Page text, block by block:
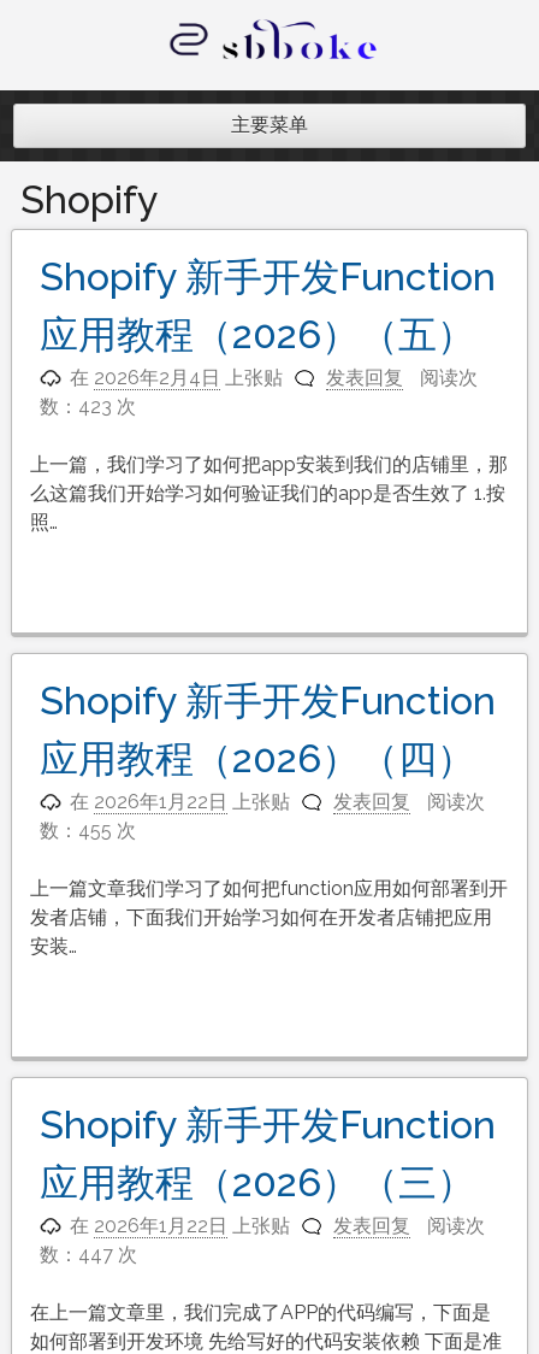
内
记录跨境电商独立站开发遇到的点点
主要菜单
Shopify
Shopify 新手开发Function
应用教程（2026）（五）
在 2026年2月4日 上张贴 发表回复
阅读次
数：423 次
上一篇，我们学习了如何把app安装到我们的店铺里，那
么这篇我们开始学习如何验证我们的app是否生效了 1.按
照…
Shopify 新手开发Function
应用教程（2026）（四）
在 2026年1月22日 上张贴 发表回复
阅读次
数：455 次
上一篇文章我们学习了如何把function应用如何部署到开
发者店铺，下面我们开始学习如何在开发者店铺把应用
安装…
Shopify 新手开发Function
应用教程（2026）（三）
在 2026年1月22日 上张贴 发表回复
阅读次
数：447 次
在上一篇文章里，我们完成了APP的代码编写，下面是
如何部署到开发环境 先给写好的代码安装依赖 下面是准